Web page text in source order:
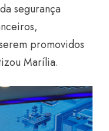
segurança
promovidos
Marília.